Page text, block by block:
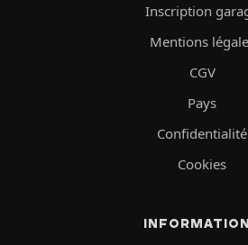
Inscription
Mentions
CGV
Pays
Confidentialité
Cookies